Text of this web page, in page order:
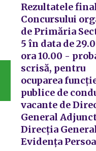
Rezultatele
Concursului
de Primăria
5 în data de
ora 10.00 -
scrisă, pentru
ocuparea
publice de
vacante de
General
Direcția
Evidența